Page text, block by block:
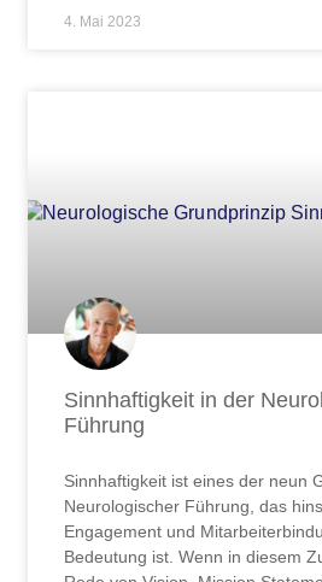
4. Mai 2023
Sinnhaftigkeit in der
Führung
Sinnhaftigkeit ist eines der neun
Neurologischer Führung, das
Engagement und
Bedeutung ist. Wenn in diesem